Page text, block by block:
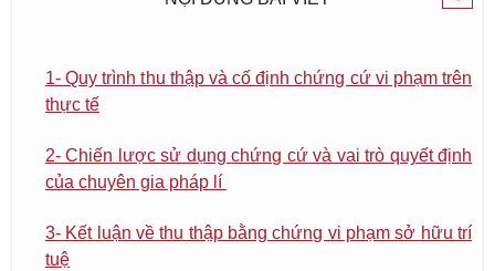
1- Quy trình thu thập và cố định chứng cứ vi phạm trên
thực tế
2- Chiến lược sử dụng chứng cứ và vai trò quyết định
của chuyên gia pháp lí
3- Kết luận về thu thập bằng chứng vi phạm sở hữu trí
tuệ